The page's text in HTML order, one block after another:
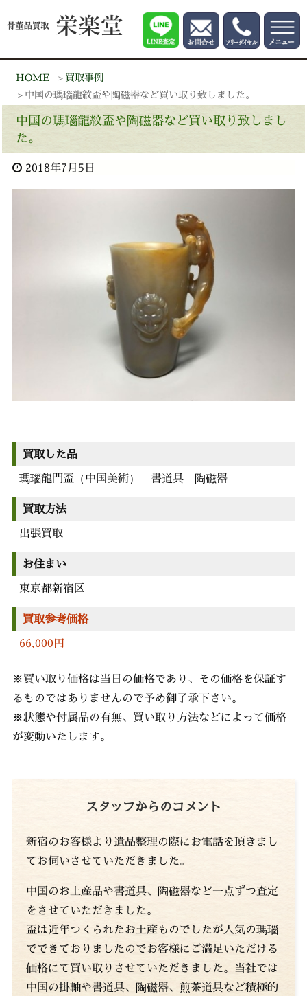
HOME
買取事例
中国の瑪瑙龍紋盃や陶磁器など買い取り致しました。
中国の瑪瑙龍紋盃や陶磁器など買い取り致しまし
た。
2018年7月5日
買取した品
瑪瑙龍門盃（中国美術） 書道具 陶磁器
買取方法
出張買取
お住まい
東京都新宿区
買取参考価格
66,000円
※買い取り価格は当日の価格であり、その価格を保証す
るものではありませんので予め御了承下さい。
※状態や付属品の有無、買い取り方法などによって価格
が変動いたします。
スタッフからのコメント
新宿のお客様より遺品整理の際にお電話を頂きまし
てお伺いさせていただきました。
中国のお土産品や書道具、陶磁器など一点ずつ査定
をさせていただきました。
盃は近年つくられたお土産ものでしたが人気の瑪瑙
でできておりましたのでお客様にご満足いただける
価格にて買い取りさせていただきました。当社では
中国の掛軸や書道具、陶磁器、煎茶道具など積極的